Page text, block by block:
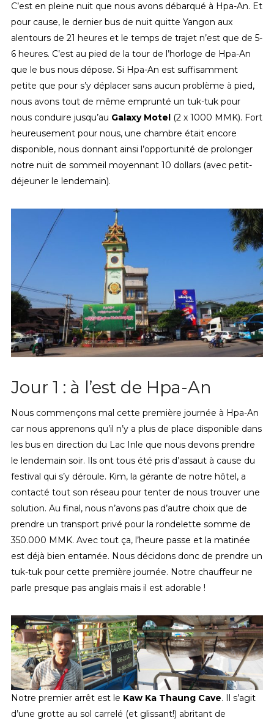
C’est en pleine nuit que nous avons débarqué à Hpa-An. Et
pour cause, le dernier bus de nuit quitte Yangon aux
alentours de 21 heures et le temps de trajet n’est que de 5-
6 heures. C’est au pied de la tour de l’horloge de Hpa-An
que le bus nous dépose. Si Hpa-An est suffisamment
petite que pour s’y déplacer sans aucun problème à pied,
nous avons tout de même emprunté un tuk-tuk pour
nous conduire jusqu’au Galaxy Motel (2 x 1000 MMK). Fort
heureusement pour nous, une chambre était encore
disponible, nous donnant ainsi l’opportunité de prolonger
notre nuit de sommeil moyennant 10 dollars (avec petit-
déjeuner le lendemain).
Jour 1 : à l’est de Hpa-An
Nous commençons mal cette première journée à Hpa-An
car nous apprenons qu’il n’y a plus de place disponible dans
les bus en direction du Lac Inle que nous devons prendre
le lendemain soir. Ils ont tous été pris d’assaut à cause du
festival qui s’y déroule. Kim, la gérante de notre hôtel, a
contacté tout son réseau pour tenter de nous trouver une
solution. Au final, nous n’avons pas d’autre choix que de
prendre un transport privé pour la rondelette somme de
350.000 MMK. Avec tout ça, l’heure passe et la matinée
est déjà bien entamée. Nous décidons donc de prendre un
tuk-tuk pour cette première journée. Notre chauffeur ne
parle presque pas anglais mais il est adorable !
Notre premier arrêt est le Kaw Ka Thaung Cave. Il s’agit
d’une grotte au sol carrelé (et glissant!) abritant de